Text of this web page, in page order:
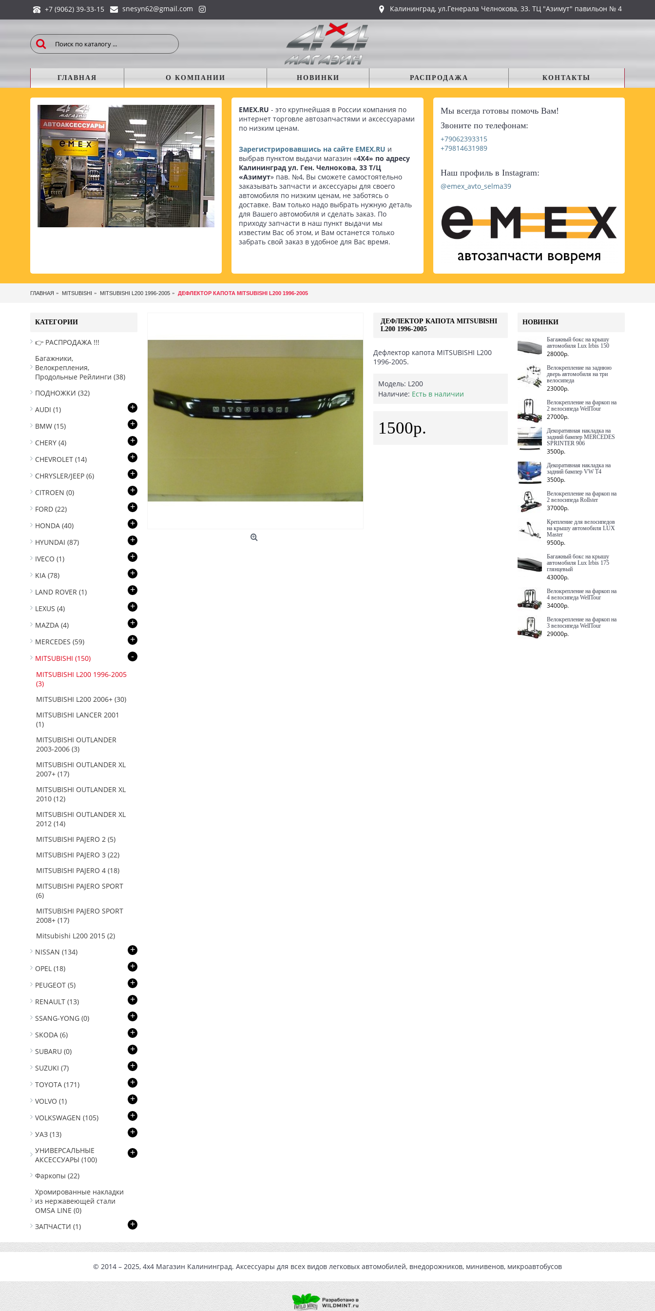
+7 (9062) 39-33-15 snesyn62@gmail.com Калининград, ул.Генерала Челнокова, 33. ТЦ "Азимут" павильон № 4
ГЛАВНАЯ О КОМПАНИИ НОВИНКИ РАСПРОДАЖА КОНТАКТЫ
EMEX.RU - это крупнейшая в России компания по
интернет торговле автозапчастями и аксессуарами
по низким ценам.
Зарегистрировавшись на сайте EMEX.RU и
выбрав пунктом выдачи магазин «4Х4» по адресу
Калининград ул. Ген. Челнокова, 33 Т/Ц
«Азимут» пав. №4, Вы сможете самостоятельно
заказывать запчасти и аксессуары для своего
автомобиля по низким ценам, не заботясь о
доставке. Вам только надо выбрать нужную деталь
для Вашего автомобиля и сделать заказ. По
приходу запчасти в наш пункт выдачи мы
известим Вас об этом, и Вам останется только
забрать свой заказ в удобное для Вас время.
Мы всегда готовы помочь Вам!
Звоните по телефонам:
+79062393315
+79814631989
Наш профиль в Instagram:
@emex_avto_selma39
ГЛАВНАЯ MITSUBISHI MITSUBISHI L200 1996-2005 ДЕФЛЕКТОР КАПОТА MITSUBISHI L200 1996-2005
КАТЕГОРИИ
👉 РАСПРОДАЖА !!!
Багажники,
Велокрепления,
Продольные Рейлинги (38)
ПОДНОЖКИ (32)
AUDI (1) +
BMW (15) +
CHERY (4) +
CHEVROLET (14) +
CHRYSLER/JEEP (6) +
CITROEN (0) +
FORD (22) +
HONDA (40) +
HYUNDAI (87) +
IVECO (1) +
KIA (78) +
LAND ROVER (1) +
LEXUS (4) +
MAZDA (4) +
MERCEDES (59) +
MITSUBISHI (150) -
MITSUBISHI L200 1996-2005
(3)
MITSUBISHI L200 2006+ (30)
MITSUBISHI LANCER 2001
(1)
MITSUBISHI OUTLANDER
2003-2006 (3)
MITSUBISHI OUTLANDER XL
2007+ (17)
MITSUBISHI OUTLANDER XL
2010 (12)
MITSUBISHI OUTLANDER XL
2012 (14)
MITSUBISHI PAJERO 2 (5)
MITSUBISHI PAJERO 3 (22)
MITSUBISHI PAJERO 4 (18)
MITSUBISHI PAJERO SPORT
(6)
MITSUBISHI PAJERO SPORT
2008+ (17)
Mitsubishi L200 2015 (2)
NISSAN (134) +
OPEL (18) +
PEUGEOT (5) +
RENAULT (13) +
SSANG-YONG (0) +
SKODA (6) +
SUBARU (0) +
SUZUKI (7) +
TOYOTA (171) +
VOLVO (1) +
VOLKSWAGEN (105) +
УАЗ (13) +
УНИВЕРСАЛЬНЫЕ
АКСЕССУАРЫ (100)
+
Фаркопы (22)
Хромированные накладки
из нержавеющей стали
OMSA LINE (0)
ЗАПЧАСТИ (1) +
НОВИНКИ
Багажный бокс на крышу
автомобиля Lux Irbis 150
28000р.
Велокрепление на заднюю
дверь автомобиля на три
велосипеда
23000р.
Велокрепление на фаркоп на
2 велосипеда WellTour
27000р.
Декоративная накладка на
задний бампер MERCEDES
SPRINTER 906
3500р.
Декоративная накладка на
задний бампер VW T4
3500р.
Велокрепление на фаркоп на
2 велосипеда Rollster
37000р.
Крепление для велосипедов
на крышу автомобиля LUX
Master
9500р.
Багажный бокс на крышу
автомобиля Lux Irbis 175
глянцевый
43000р.
Велокрепление на фаркоп на
4 велосипеда WellTour
34000р.
Велокрепление на фаркоп на
3 велосипеда WellTour
29000р.
ДЕФЛЕКТОР КАПОТА MITSUBISHI
L200 1996-2005
Дефлектор капота MITSUBISHI L200
1996-2005.
Модель: L200
Наличие: Есть в наличии
1500р.
© 2014 – 2025, 4x4 Магазин Калининград. Аксессуары для всех видов легковых автомобилей, внедорожников, минивенов, микроавтобусов